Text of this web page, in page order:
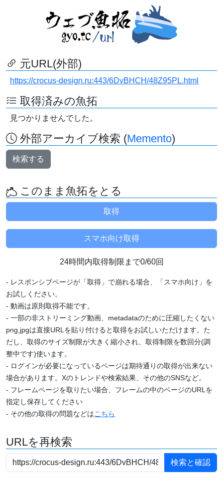
元URL(外部)
https://crocus-design.ru:443/6DvBHCH/48Z95PL.html
取得済みの魚拓
見つかりませんでした。
外部アーカイブ検索 (Memento)
検索する
このまま魚拓をとる
24時間内取得制限まで0/60回
- レスポンシブページが「取得」で崩れる場合、「スマホ向け」を
お試しください。
- 動画は原則取得不能です。
- 一部の非ストリーミング動画、metadataのために圧縮したくない
png,jpgは直接URLを貼り付けると取得をお試しいただけます。た
だし、取得のサイズ制限が大きく縮小され、取得制限を数回分(調
整中です)使います。
- ログインが必要になっているページは期待通りの取得が出来ない
場合があります。Xのトレンドや検索結果、その他のSNSなど。
- フレームページを取りたい場合、フレームの中のページのURLを
指定し保存してください
- その他の取得の問題などはこちら
URLを再検索